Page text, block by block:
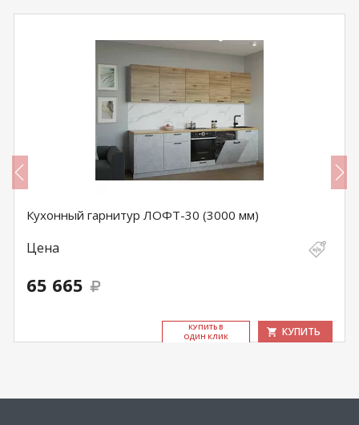
Кухонный гарнитур ЛОФТ-30 (3000 мм)
Цена
65 665
КУ­ПИТЬ В
ОДИН КЛИК
КУПИТЬ